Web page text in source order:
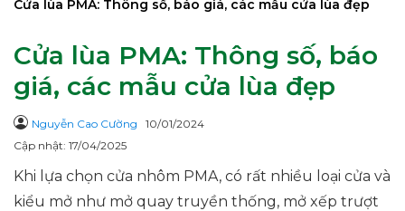
Cửa lùa PMA: Thông số, báo giá, các mẫu cửa lùa đẹp
Cửa lùa PMA: Thông số, báo
giá, các mẫu cửa lùa đẹp
Nguyễn Cao Cường
10/01/2024
Cập nhật: 17/04/2025
Khi lựa chọn cửa nhôm PMA, có rất nhiều loại cửa và
kiểu mở như mở quay truyền thống, mở xếp trượt